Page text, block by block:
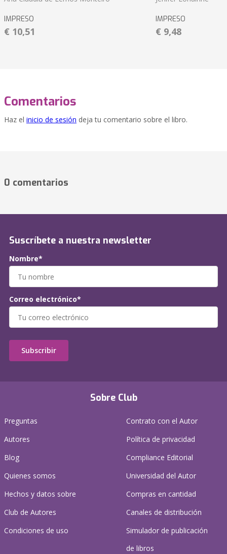
IMPRESO
€ 10,51
IMPRESO
€ 9,48
Comentarios
Haz el inicio de sesión deja tu comentario sobre el libro.
0 comentarios
Sobre Club
Preguntas
Autores
Blog
Quienes somos
Hechos y datos sobre
Club de Autores
Condiciones de uso
Contrato con el Autor
Política de privacidad
Compliance Editorial
Universidad del Autor
Compras en cantidad
Canales de distribución
Simulador de publicación
de libros
Suscríbete a nuestra newsletter
Nombre*
Correo electrónico*
Subscribir